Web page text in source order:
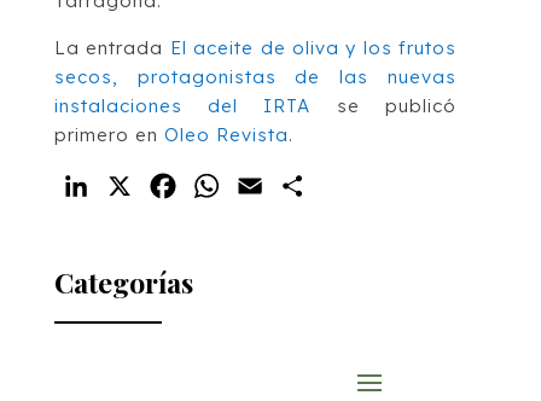
La entrada El aceite de oliva y los frutos
secos, protagonistas de las nuevas
instalaciones del IRTA se publicó
primero en Oleo Revista.
LinkedIn FacebookWhatsApp
Email
Categorías